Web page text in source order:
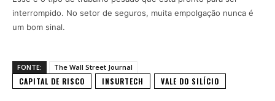
interrompido. No setor de seguros, muita empolgação nunca é
um bom sinal.
FONTE: The Wall Street Journal
CAPITAL DE RISCO INSURTECH VALE DO SILÍCIO